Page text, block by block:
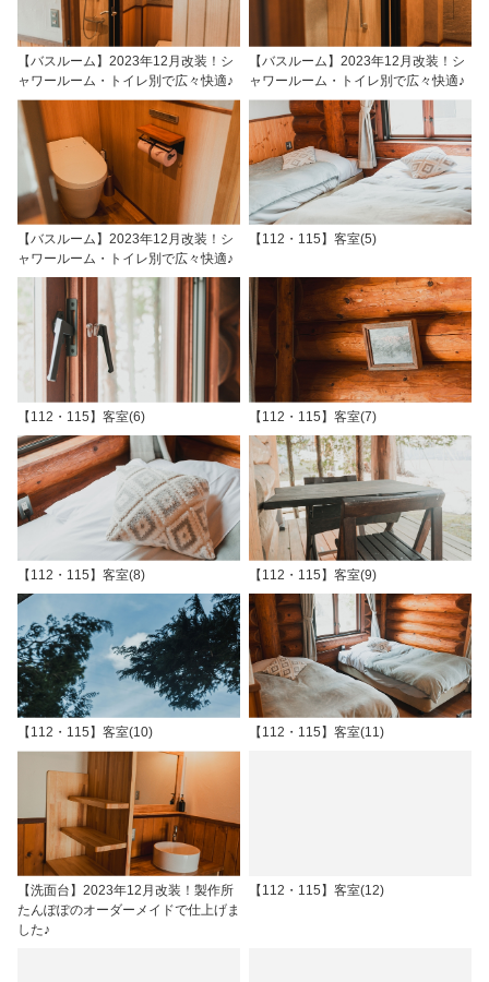
【バスルーム】2023年12月改装！シ
ャワールーム・トイレ別で広々快適♪
【バスルーム】2023年12月改装！シ
ャワールーム・トイレ別で広々快適♪
【バスルーム】2023年12月改装！シ
ャワールーム・トイレ別で広々快適♪
【112・115】客室(5)
【112・115】客室(6) 【112・115】客室(7)
【112・115】客室(8) 【112・115】客室(9)
【112・115】客室(10) 【112・115】客室(11)
【洗面台】2023年12月改装！製作所
たんぽぽのオーダーメイドで仕上げま
した♪
【112・115】客室(12)